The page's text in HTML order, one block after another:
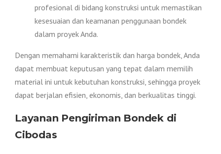
profesional di bidang konstruksi untuk memastikan
kesesuaian dan keamanan penggunaan bondek
dalam proyek Anda.
Dengan memahami karakteristik dan harga bondek, Anda
dapat membuat keputusan yang tepat dalam memilih
material ini untuk kebutuhan konstruksi, sehingga proyek
dapat berjalan efisien, ekonomis, dan berkualitas tinggi.
Layanan Pengiriman Bondek di
Cibodas